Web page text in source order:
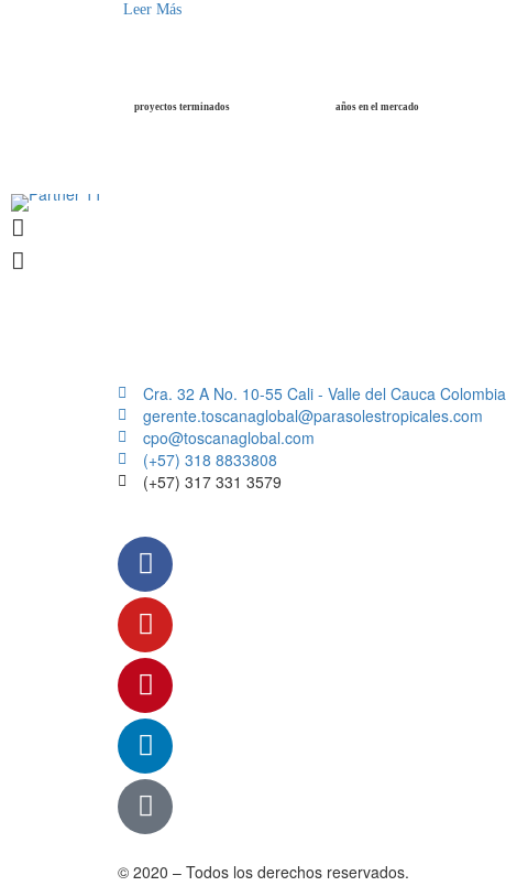
Leer Más
proyectos terminados años en el mercado
Cra. 32 A No. 10-55 Cali - Valle del Cauca Colombia
gerente.toscanaglobal@parasolestropicales.com
cpo@toscanaglobal.com
(+57) 318 8833808
(+57) 317 331 3579
© 2020 – Todos los derechos reservados.